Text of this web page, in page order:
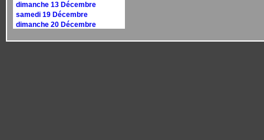
dimanche 13 Décembre
samedi 19 Décembre
dimanche 20 Décembre